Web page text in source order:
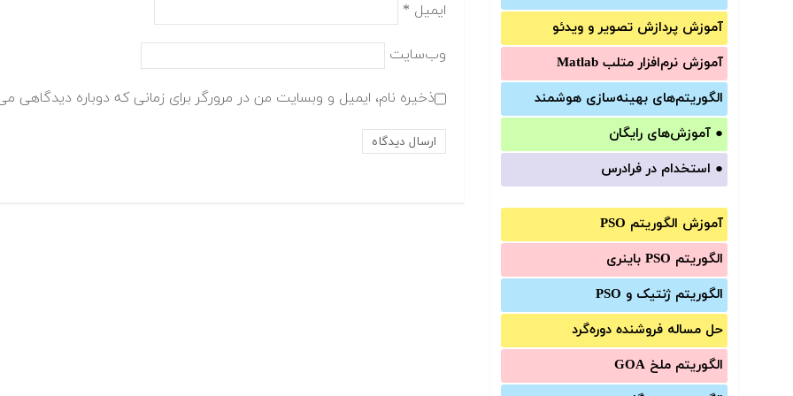
آموزش‌ پردازش تصویر و ویدئو
آموزش‌ نرم‌افزار متلب Matlab
الگوریتم‌های بهینه‌سازی هوشمند
● آموزش‌های رایگان
● استخدام در فرادرس
آموزش الگوریتم PSO
الگوریتم PSO باینری
الگوریتم ژنتیک و PSO
حل مساله فروشنده دوره‌گرد
الگوریتم ملخ GOA
ایمیل *
وب‌سایت
ذخیره نام، ایمیل و وبسایت من در مرورگر برای زمانی که دوباره دیدگاهی